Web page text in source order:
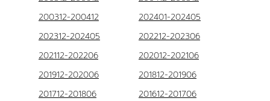
200312-200412
202401-202405
202312-202405
202212-202306
202112-202206
202012-202106
201912-202006
201812-201906
201712-201806
201612-201706